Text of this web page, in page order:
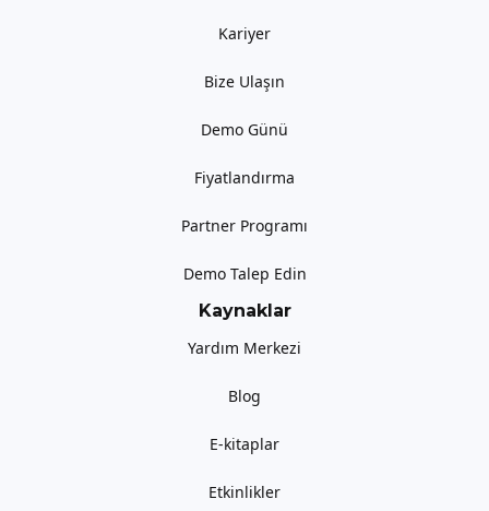
Kariyer
Bize Ulaşın
Demo Günü
Fiyatlandırma
Partner Programı
Demo Talep Edin
Kaynaklar
Yardım Merkezi
Blog
E-kitaplar
Etkinlikler